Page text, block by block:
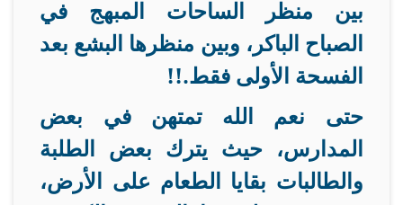
بين منظر الساحات المبهج في
الصباح الباكر، وبين منظرها البشع بعد
الفسحة الأولى فقط!!.
حتى نعم الله تمتهن في بعض
المدارس، حيث يترك بعض الطلبة
والطالبات بقايا الطعام على الأرض،